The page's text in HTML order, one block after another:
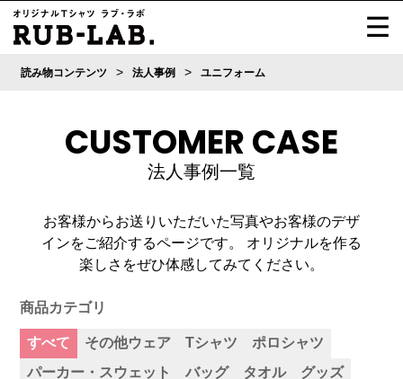
読み物コンテンツ > 法人事例 > ユニフォーム
CUSTOMER CASE
法人事例一覧
お客様からお送りいただいた写真やお客様のデザ
インをご紹介するページです。
オリジナルを作る
楽しさをぜひ体感してみてください。
商品カテゴリ
すべて その他ウェア Tシャツ
ポロシャツ
パーカー・スウェット
バッグ タオル グッズ